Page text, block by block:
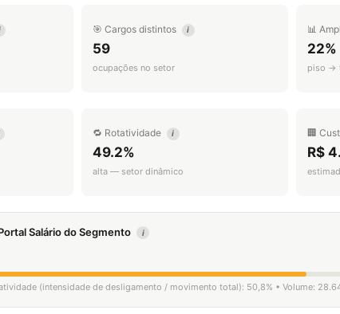
🎯 Cargos distintos i
59
ocupações no setor
📊
22%
piso →
🔁 Rotatividade i
49.2%
alta — setor dinâmico
🏢
R$
Salário do Segmento i
(intensidade de desligamento / movimento total): 50,8% • Volume: